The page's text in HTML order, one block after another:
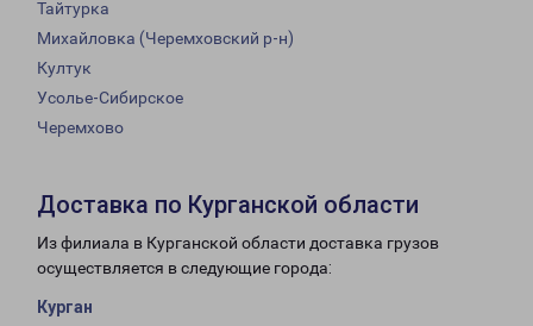
Тайтурка
Михайловка (Черемховский р-н)
Култук
Усолье-Сибирское
Черемхово
Доставка по Курганской области
Из филиала в Курганской области доставка грузов
осуществляется в следующие города:
Курган